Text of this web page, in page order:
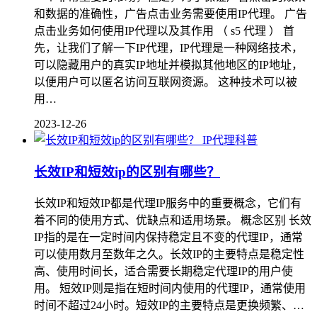
和数据的准确性，广告点击业务需要使用IP代理。 广告
点击业务如何使用IP代理以及其作用 （ s5 代理 ） 首
先，让我们了解一下IP代理，IP代理是一种网络技术，
可以隐藏用户的真实IP地址并模拟其他地区的IP地址，
以便用户可以匿名访问互联网资源。 这种技术可以被
用…
2023-12-26
IP代理科普
长效IP和短效ip的区别有哪些？
长效IP和短效IP都是代理IP服务中的重要概念，它们有
着不同的使用方式、优缺点和适用场景。 概念区别 长效
IP指的是在一定时间内保持稳定且不变的代理IP，通常
可以使用数月至数年之久。长效IP的主要特点是稳定性
高、使用时间长，适合需要长期稳定代理IP的用户使
用。 短效IP则是指在短时间内使用的代理IP，通常使用
时间不超过24小时。短效IP的主要特点是更换频繁、…